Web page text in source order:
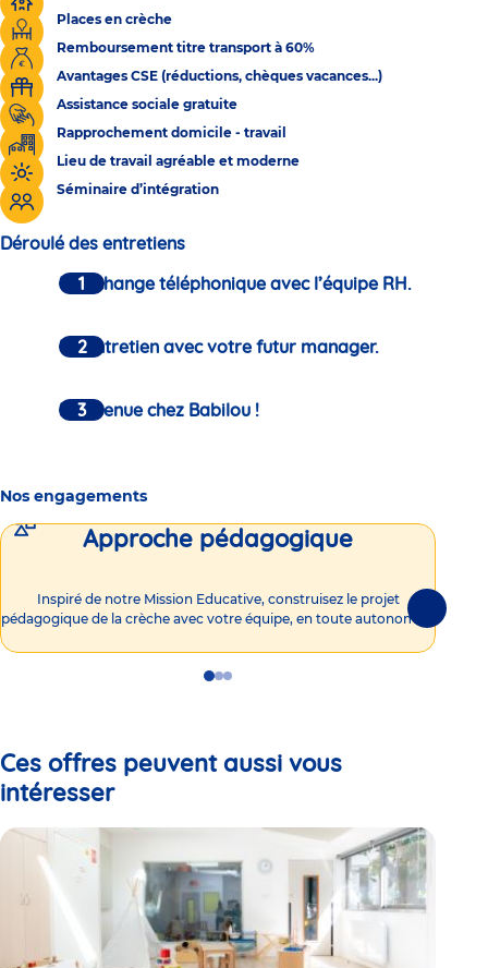
Places en crèche
Remboursement titre transport à 60%
Avantages CSE (réductions, chèques vacances...)
Assistance sociale gratuite
Rapprochement domicile - travail
Lieu de travail agréable et moderne
Séminaire d’intégration
Déroulé des entretiens
Un échange téléphonique avec l’équipe RH.
Un entretien avec votre futur manager.
Bienvenue chez Babilou !
Nos engagements
Approche pédagogique
Inspiré de notre Mission Educative, construisez le projet
pédagogique de la crèche avec votre équipe, en toute autonomie !
GoGoGo
Ces offres peuvent aussi vous
intéresser